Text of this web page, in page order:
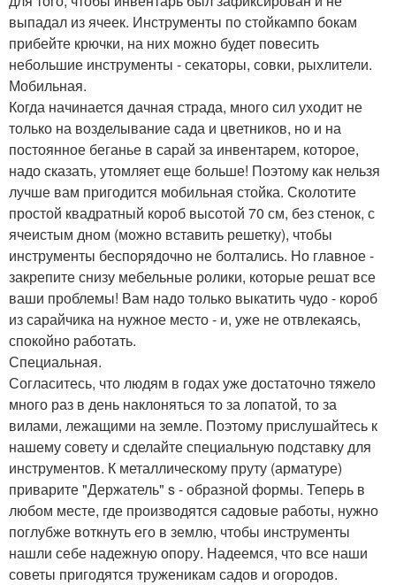
выпадал из ячеек. Инструменты по стойкампо бокам
прибейте крючки, на них можно будет повесить
небольшие инструменты - секаторы, совки, рыхлители.
Мобильная.
Когда начинается дачная страда, много сил уходит не
только на возделывание сада и цветников, но и на
постоянное беганье в сарай за инвентарем, которое,
надо сказать, утомляет еще больше! Поэтому как нельзя
лучше вам пригодится мобильная стойка. Сколотите
простой квадратный короб высотой 70 см, без стенок, с
ячеистым дном (можно вставить решетку), чтобы
инструменты беспорядочно не болтались. Но главное -
закрепите снизу мебельные ролики, которые решат все
ваши проблемы! Вам надо только выкатить чудо - короб
из сарайчика на нужное место - и, уже не отвлекаясь,
спокойно работать.
Специальная.
Согласитесь, что людям в годах уже достаточно тяжело
много раз в день наклоняться то за лопатой, то за
вилами, лежащими на земле. Поэтому прислушайтесь к
нашему совету и сделайте специальную подставку для
инструментов. К металлическому пруту (арматуре)
приварите "Держатель" s - образной формы. Теперь в
любом месте, где производятся садовые работы, нужно
поглубже воткнуть его в землю, чтобы инструменты
нашли себе надежную опору. Надеемся, что все наши
советы пригодятся труженикам садов и огородов.